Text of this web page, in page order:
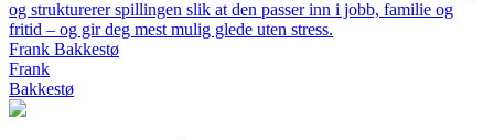
og strukturerer spillingen slik at den passer inn i jobb, familie og
fritid – og gir deg mest mulig glede uten stress.
Frank Bakkestø
Frank
Bakkestø